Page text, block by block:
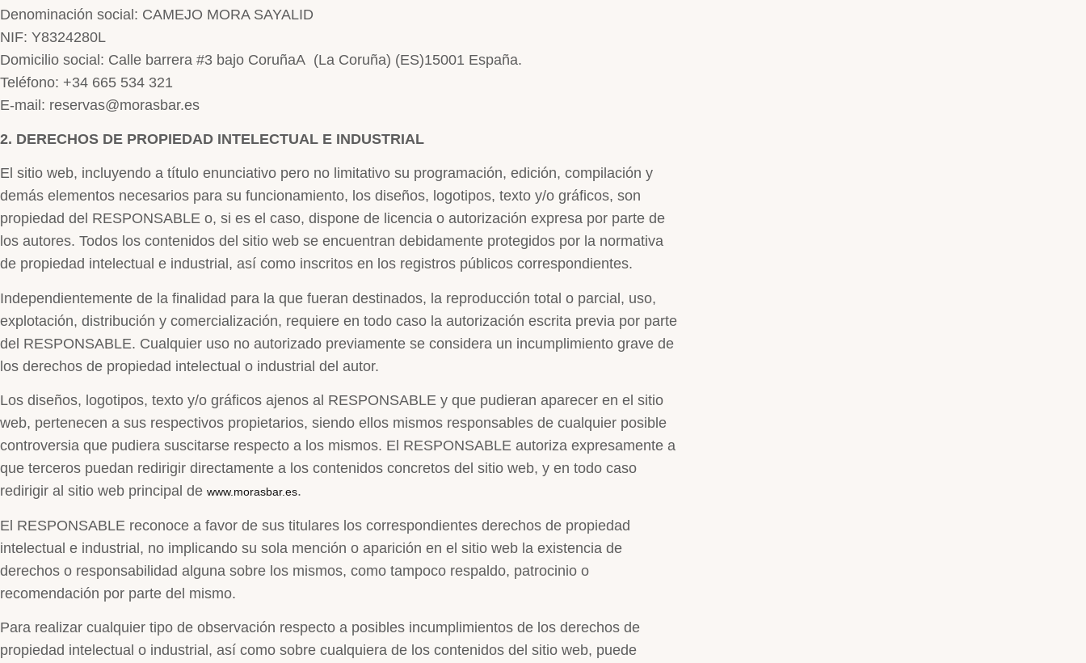
Denominación social: CAMEJO MORA SAYALID
NIF: Y8324280L
Domicilio social: Calle barrera #3 bajo CoruñaA (La Coruña) (ES)15001 España.
Teléfono: +34 665 534 321
E-mail: reservas@morasbar.es
2. DERECHOS DE PROPIEDAD INTELECTUAL E INDUSTRIAL
El sitio web, incluyendo a título enunciativo pero no limitativo su programación, edición, compilación y
demás elementos necesarios para su funcionamiento, los diseños, logotipos, texto y/o gráficos, son
propiedad del RESPONSABLE o, si es el caso, dispone de licencia o autorización expresa por parte de
los autores. Todos los contenidos del sitio web se encuentran debidamente protegidos por la normativa
de propiedad intelectual e industrial, así como inscritos en los registros públicos correspondientes.
Independientemente de la finalidad para la que fueran destinados, la reproducción total o parcial, uso,
explotación, distribución y comercialización, requiere en todo caso la autorización escrita previa por parte
del RESPONSABLE. Cualquier uso no autorizado previamente se considera un incumplimiento grave de
los derechos de propiedad intelectual o industrial del autor.
Los diseños, logotipos, texto y/o gráficos ajenos al RESPONSABLE y que pudieran aparecer en el sitio
web, pertenecen a sus respectivos propietarios, siendo ellos mismos responsables de cualquier posible
controversia que pudiera suscitarse respecto a los mismos. El RESPONSABLE autoriza expresamente a
que terceros puedan redirigir directamente a los contenidos concretos del sitio web, y en todo caso
redirigir al sitio web principal de www.morasbar.es.
El RESPONSABLE reconoce a favor de sus titulares los correspondientes derechos de propiedad
intelectual e industrial, no implicando su sola mención o aparición en el sitio web la existencia de
derechos o responsabilidad alguna sobre los mismos, como tampoco respaldo, patrocinio o
recomendación por parte del mismo.
Para realizar cualquier tipo de observación respecto a posibles incumplimientos de los derechos de
propiedad intelectual o industrial, así como sobre cualquiera de los contenidos del sitio web, puede